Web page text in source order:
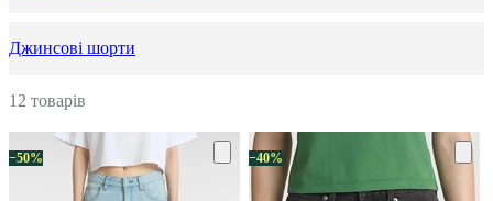
Джинсові шорти
12 товарів
−50% −40%